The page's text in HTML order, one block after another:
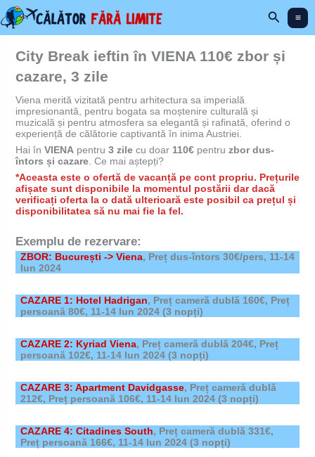
Skip
to
content
Search
City Break ieftin în VIENA 110€ zbor și
cazare, 3 zile
Viena merită vizitată pentru arhitectura sa imperială
impresionantă, pentru bogata sa moștenire culturală și
muzicală și pentru atmosfera sa elegantă și rafinată, oferind o
experiență de călătorie captivantă în inima Austriei.
Hai în VIENApentru 3 zilecu doar 110€pentru zbor dus-
întors și cazare. Ce mai aștepți?
*Aceasta este o ofertă de vacanță pe cont propriu. Prețurile
afișate sunt disponibile la momentul postării dar dacă
verificați oferta la o dată ulterioară este posibil ca prețul și
disponibilitatea să nu mai fie la fel.
Exemplu de rezervare:
ZBOR: București -> Viena, Preț dus-întors 30€/pers, 11-14
Iun 2024
CAZARE 1: Hotel Hadrigan, Preț cameră dublă 160€, Preț
persoană 80€, 11-14 Iun 2024(3 nopți)
CAZARE 2: Kyriad Viena, Preț cameră dublă 204€, Preț
persoană 102€, 11-14 Iun 2024(3 nopți)
CAZARE 3: Apartment Davidgasse, Preț cameră dublă
212€, Preț persoană 106€, 11-14 Iun 2024(3 nopți)
CAZARE 4: Citadines South, Preț cameră dublă 331€,
Preț persoană 166€, 11-14 Iun 2024(3 nopți)